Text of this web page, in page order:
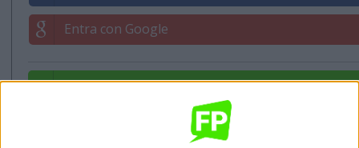
Entra con Google
Entrar con tu correo